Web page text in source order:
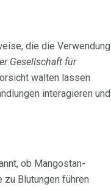
die die Verwendung
Gesellschaft für
walten lassen
interagieren und
ob Mangostan-
Blutungen führen